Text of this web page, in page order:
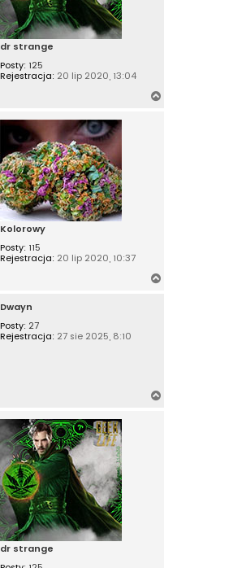
dr strange
Posty: 125
Rejestracja: 20 lip 2020, 13:04
Kolorowy
Posty: 115
Rejestracja: 20 lip 2020, 10:37
Dwayn
Posty: 27
Rejestracja: 27 sie 2025, 8:10
dr strange